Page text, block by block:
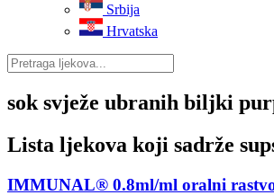
Srbija
Hrvatska
sok svježe ubranih biljki
Lista ljekova koji sadrže
IMMUNAL® 0.8ml/ml oralni